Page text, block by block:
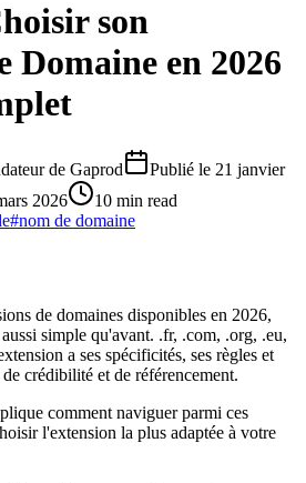
son
Domaine en 2026
de Gaprod Publié le 21 janvier
2026
10 min read
#nom de domaine
de domaines disponibles en 2026,
simple qu'avant. .fr, .com, .org, .eu,
a ses spécificités, ses règles et
crédibilité et de référencement.
comment naviguer parmi ces
l'extension la plus adaptée à votre